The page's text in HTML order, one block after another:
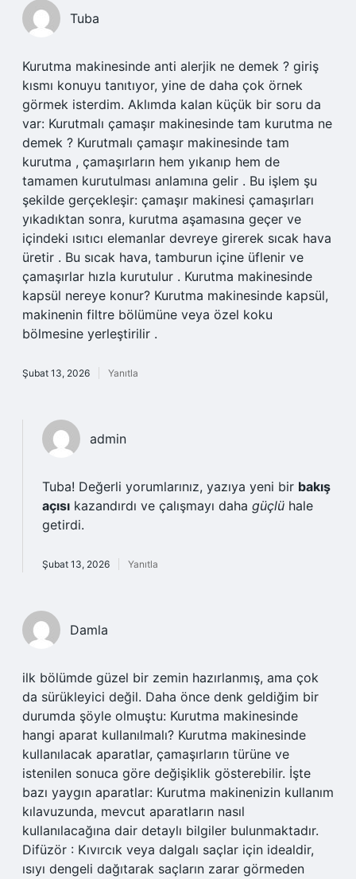
Tuba
Kurutma makinesinde anti alerjik ne demek ? giriş
kısmı konuyu tanıtıyor, yine de daha çok örnek
görmek isterdim. Aklımda kalan küçük bir soru da
var: Kurutmalı çamaşır makinesinde tam kurutma ne
demek ? Kurutmalı çamaşır makinesinde tam
kurutma , çamaşırların hem yıkanıp hem de
tamamen kurutulması anlamına gelir . Bu işlem şu
şekilde gerçekleşir: çamaşır makinesi çamaşırları
yıkadıktan sonra, kurutma aşamasına geçer ve
içindeki ısıtıcı elemanlar devreye girerek sıcak hava
üretir . Bu sıcak hava, tamburun içine üflenir ve
çamaşırlar hızla kurutulur . Kurutma makinesinde
kapsül nereye konur? Kurutma makinesinde kapsül,
makinenin filtre bölümüne veya özel koku
bölmesine yerleştirilir .
Şubat 13, 2026 Yanıtla
admin
Tuba! Değerli yorumlarınız, yazıya yeni bir bakış
açısı kazandırdı ve çalışmayı daha güçlü hale
getirdi.
Şubat 13, 2026 Yanıtla
Damla
ilk bölümde güzel bir zemin hazırlanmış, ama çok
da sürükleyici değil. Daha önce denk geldiğim bir
durumda şöyle olmuştu: Kurutma makinesinde
hangi aparat kullanılmalı? Kurutma makinesinde
kullanılacak aparatlar, çamaşırların türüne ve
istenilen sonuca göre değişiklik gösterebilir. İşte
bazı yaygın aparatlar: Kurutma makinenizin kullanım
kılavuzunda, mevcut aparatların nasıl
kullanılacağına dair detaylı bilgiler bulunmaktadır.
Difüzör : Kıvırcık veya dalgalı saçlar için idealdir,
ısıyı dengeli dağıtarak saçların zarar görmeden